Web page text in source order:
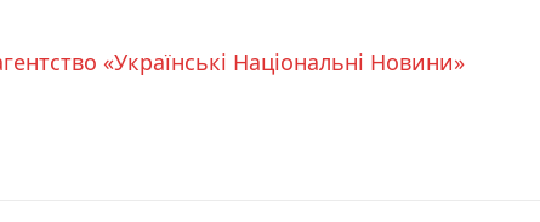
«Українські Національні Новини»